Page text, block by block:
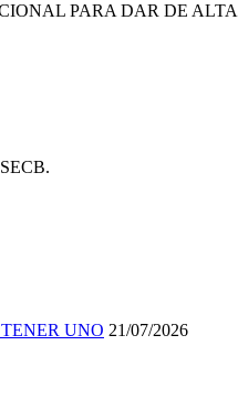
PARA DAR DE
UNO 21/07/2026